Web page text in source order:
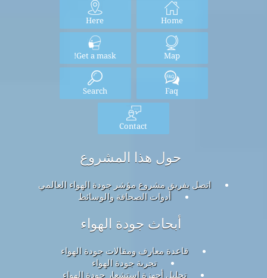
Home
Here
Map
Get a mask!
Faq
Search
Contact
حول هذا المشروع
اتصل بفريق مشروع مؤشر جودة الهواء العالمي
أدوات الصحافة والوسائط
أبحاث جودة الهواء
قاعدة معارف ومقالات جودة الهواء
تجربة جودة الهواء
تحليل أجهزة استشعار جودة الهواء